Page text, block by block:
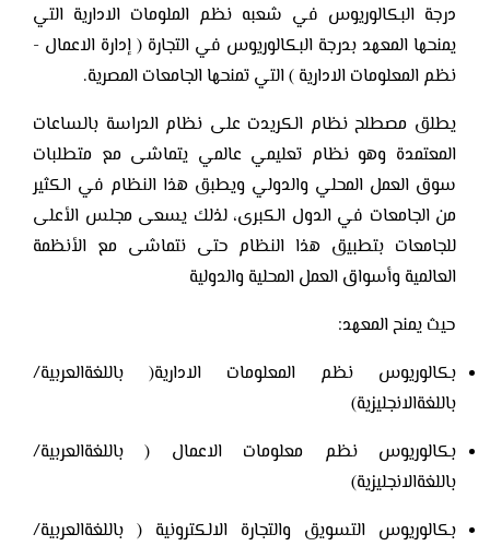
درجة البكالوريوس في شعبه نظم الملومات الادارية التي
يمنحها المعهد بدرجة البكالوريوس في التجارة ( إدارة الاعمال -
نظم المعلومات الادارية ) التي تمنحها الجامعات المصرية.
يطلق مصطلح نظام الكريدت على نظام الدراسة بالساعات
المعتمدة وهو نظام تعليمي عالمي يتماشى مع متطلبات
سوق العمل المحلي والدولي ويطبق هذا النظام في الكثير
من الجامعات في الدول الكبرى، لذلك يسعى مجلس الأعلى
للجامعات بتطبيق هذا النظام حتى نتماشى مع الأنظمة
العالمية وأسواق العمل المحلية والدولية
حيث يمنح المعهد:
بكالوريوس نظم المعلومات الادارية( باللغةالعربية/
باللغةالانجليزية)
بكالوريوس نظم معلومات الاعمال ( باللغةالعربية/
باللغةالانجليزية)
بكالوريوس التسويق والتجارة الالكترونية ( باللغةالعربية/